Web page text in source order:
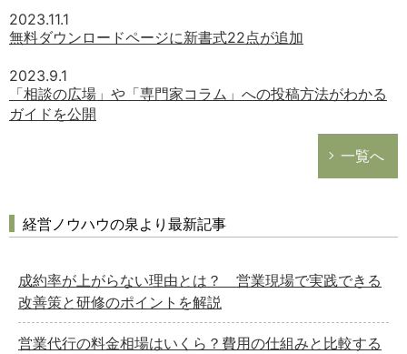
2023.11.1
無料ダウンロードページに新書式22点が追加
2023.9.1
「相談の広場」や「専門家コラム」への投稿方法がわかる
ガイドを公開
一覧へ
経営ノウハウの泉より最新記事
成約率が上がらない理由とは？ 営業現場で実践できる
改善策と研修のポイントを解説
営業代行の料金相場はいくら？費用の仕組みと比較する